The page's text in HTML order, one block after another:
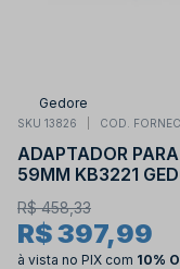
Gedore
SKU 13826 COD.
ADAPTADOR
59MM KB3221
R$ 458,33
R$ 397,99
à vista no PIX com 10%